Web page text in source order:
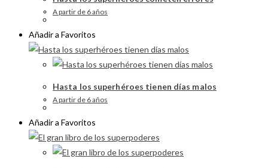
A partir de 6 años
Añadir a Favoritos
Hasta los superhéroes tienen días malos
A partir de 6 años
Añadir a Favoritos